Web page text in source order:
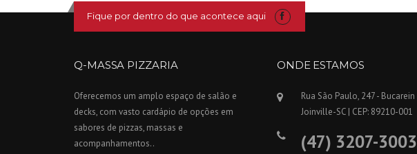
Fique por dentro do que acontece aqui
Q-MASSA PIZZARIA
Oferecemos um amplo espaço de salão e
decks, com vasto cardápio de opções em
sabores de pizzas, massas e
acompanhamentos..
ONDE ESTAMOS
Rua São Paulo, 247 - Bucarein
Joinville-SC | CEP: 89210-001
(47) 3207-3003